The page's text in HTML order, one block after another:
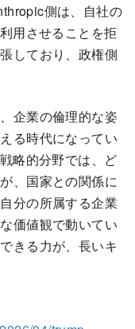
側は、自社の
用させることを拒
しており、政権側
企業の倫理的な姿
る時代になってい
略的分野では、ど
、国家との関係に
分の所属する企業
価値観で動いてい
きる力が、長いキ